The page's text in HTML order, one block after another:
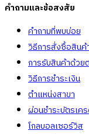
คำถามและข้อสงสัย
คำถามที่พบบ่อย
วิธีการสั่งซื้อสินค้
การรับสินค้าด้วย
วิธีการชำระเงิน
ตำแหน่งสาขา
ผ่อนชำระบัตรเค
โกลบอลเซอร์วิส